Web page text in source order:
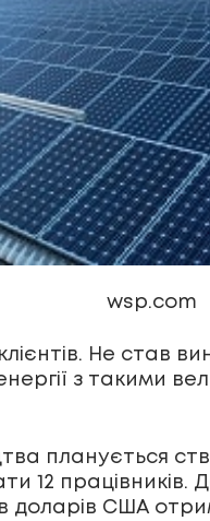
wsp.com
Не став
з такими
планується
12
доларів США